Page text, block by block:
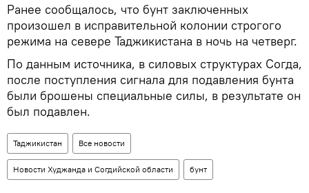
Ранее сообщалось, что бунт заключенных
произошел в исправительной колонии строгого
режима на севере Таджикистана в ночь на четверг.
По данным источника, в силовых структурах Согда,
после поступления сигнала для подавления бунта
были брошены специальные силы, в результате он
был подавлен.
Таджикистан Все новости
Новости Худжанда и Согдийской области бунт